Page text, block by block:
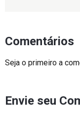
Comentários
Seja o primeiro a
Envie seu